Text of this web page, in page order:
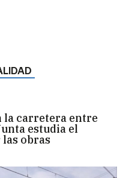
la carretera entre
estudia el
obras